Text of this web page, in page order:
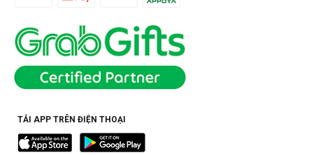
TẢI APP TRÊN ĐIỆN THOẠI